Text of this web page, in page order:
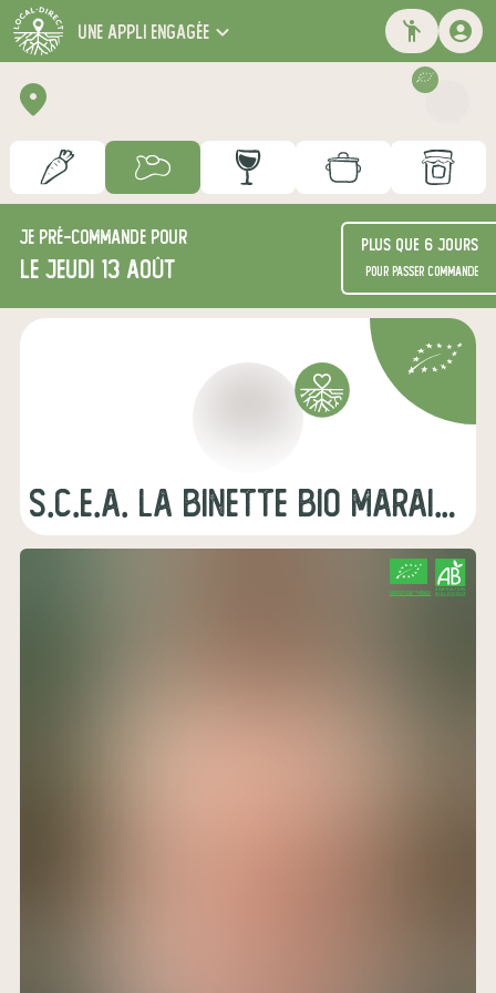
une appli engagée
Je pré-commande pour
le jeudi 13 août
Plus que 6 jours
pour passer commande
s.c.e.a. la binette bio maraichage
CERTIFIÉ PAR FR-BIO-01
AGRICULTURE FRANCE